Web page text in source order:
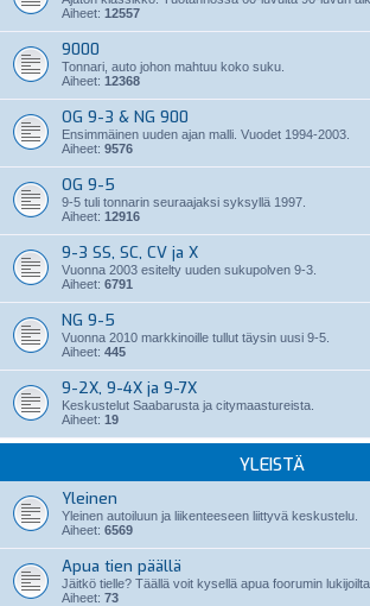
Aiheet: 12557
9000
Tonnari, auto johon mahtuu koko suku.
Aiheet: 12368
OG 9-3 & NG 900
Ensimmäinen uuden ajan malli. Vuodet 1994-2003.
Aiheet: 9576
OG 9-5
9-5 tuli tonnarin seuraajaksi syksyllä 1997.
Aiheet: 12916
9-3 SS, SC, CV ja X
Vuonna 2003 esitelty uuden sukupolven 9-3.
Aiheet: 6791
NG 9-5
Vuonna 2010 markkinoille tullut täysin uusi 9-5.
Aiheet: 445
9-2X, 9-4X ja 9-7X
Keskustelut Saabarusta ja citymaastureista.
Aiheet: 19
YLEISTÄ
Yleinen
Yleinen autoiluun ja liikenteeseen liittyvä keskustelu.
Aiheet: 6569
Apua tien päällä
Jäitkö tielle? Täällä voit kysellä apua foorumin lukijoilta.
Aiheet: 73